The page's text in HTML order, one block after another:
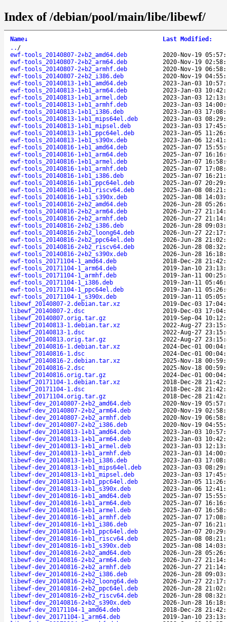
Index of /debian/pool/main/libe/libewf/
Name↓ Last Modified :
.. /
ewf-tools_20140807-2+b2_amd64.deb
2020-Nov-19
ewf-tools_20140807-2+b2_arm64.deb
2020-Nov-19
ewf-tools_20140807-2+b2_armhf.deb
2020-Nov-19
ewf-tools_20140807-2+b2_i386.deb
2020-Nov-19
ewf-tools_20140813-1+b1_amd64.deb
2023-Jan-03
ewf-tools_20140813-1+b1_arm64.deb
2023-Jan-03
ewf-tools_20140813-1+b1_armel.deb
2023-Jan-03
ewf-tools_20140813-1+b1_armhf.deb
2023-Jan-03
ewf-tools_20140813-1+b1_i386.deb
2023-Jan-03
ewf-tools_20140813-1+b1_mips64el.deb
2023-Jan-03
ewf-tools_20140813-1+b1_mipsel.deb
2023-Jan-03
ewf-tools_20140813-1+b1_ppc64el.deb
2023-Jan-05
ewf-tools_20140813-1+b1_s390x.deb
2023-Jan-06
ewf-tools_20140816-1+b1_amd64.deb
2025-Jan-07
ewf-tools_20140816-1+b1_arm64.deb
2025-Jan-07
ewf-tools_20140816-1+b1_armel.deb
2025-Jan-07
ewf-tools_20140816-1+b1_armhf.deb
2025-Jan-07
ewf-tools_20140816-1+b1_i386.deb
2025-Jan-07
ewf-tools_20140816-1+b1_ppc64el.deb
2025-Jan-07
ewf-tools_20140816-1+b1_riscv64.deb
2025-Jan-08
ewf-tools_20140816-1+b1_s390x.deb
2025-Jan-08
ewf-tools_20140816-2+b2_amd64.deb
2026-Jun-28
ewf-tools_20140816-2+b2_arm64.deb
2026-Jun-27
ewf-tools_20140816-2+b2_armhf.deb
2026-Jun-27
ewf-tools_20140816-2+b2_i386.deb
2026-Jun-28
ewf-tools_20140816-2+b2_loong64.deb
2026-Jun-27
ewf-tools_20140816-2+b2_ppc64el.deb
2026-Jun-28
ewf-tools_20140816-2+b2_riscv64.deb
2026-Jun-28
ewf-tools_20140816-2+b2_s390x.deb
2026-Jun-28
ewf-tools_20171104-1_amd64.deb
2018-Dec-28
ewf-tools_20171104-1_arm64.deb
2019-Jan-10
ewf-tools_20171104-1_armhf.deb
2019-Jan-11
ewf-tools_20171104-1_i386.deb
2019-Jan-11
ewf-tools_20171104-1_ppc64el.deb
2019-Jan-11
ewf-tools_20171104-1_s390x.deb
2019-Jan-11
libewf_20140807-2.debian.tar.xz
2019-Dec-03
libewf_20140807-2.dsc
2019-Dec-03
libewf_20140807.orig.tar.gz
2019-Sep-04
libewf_20140813-1.debian.tar.xz
2022-Aug-27
libewf_20140813-1.dsc
2022-Aug-27
libewf_20140813.orig.tar.gz
2022-Aug-27
libewf_20140816-1.debian.tar.xz
2024-Dec-01
libewf_20140816-1.dsc
2024-Dec-01
libewf_20140816-2.debian.tar.xz
2025-Nov-18
libewf_20140816-2.dsc
2025-Nov-18
libewf_20140816.orig.tar.gz
2024-Dec-01
libewf_20171104-1.debian.tar.xz
2018-Dec-28
libewf_20171104-1.dsc
2018-Dec-28
libewf_20171104.orig.tar.gz
2018-Dec-28
libewf-dev_20140807-2+b2_amd64.deb
2020-Nov-19
libewf-dev_20140807-2+b2_arm64.deb
2020-Nov-19
libewf-dev_20140807-2+b2_armhf.deb
2020-Nov-19
libewf-dev_20140807-2+b2_i386.deb
2020-Nov-19
libewf-dev_20140813-1+b1_amd64.deb
2023-Jan-03
libewf-dev_20140813-1+b1_arm64.deb
2023-Jan-03
libewf-dev_20140813-1+b1_armel.deb
2023-Jan-03
libewf-dev_20140813-1+b1_armhf.deb
2023-Jan-03
libewf-dev_20140813-1+b1_i386.deb
2023-Jan-03
libewf-dev_20140813-1+b1_mips64el.deb
2023-Jan-03
libewf-dev_20140813-1+b1_mipsel.deb
2023-Jan-03
libewf-dev_20140813-1+b1_ppc64el.deb
2023-Jan-05
libewf-dev_20140813-1+b1_s390x.deb
2023-Jan-06
libewf-dev_20140816-1+b1_amd64.deb
2025-Jan-07
libewf-dev_20140816-1+b1_arm64.deb
2025-Jan-07
libewf-dev_20140816-1+b1_armel.deb
2025-Jan-07
libewf-dev_20140816-1+b1_armhf.deb
2025-Jan-07
libewf-dev_20140816-1+b1_i386.deb
2025-Jan-07
libewf-dev_20140816-1+b1_ppc64el.deb
2025-Jan-07
libewf-dev_20140816-1+b1_riscv64.deb
2025-Jan-08
libewf-dev_20140816-1+b1_s390x.deb
2025-Jan-08
libewf-dev_20140816-2+b2_amd64.deb
2026-Jun-28
libewf-dev_20140816-2+b2_arm64.deb
2026-Jun-27
libewf-dev_20140816-2+b2_armhf.deb
2026-Jun-27
libewf-dev_20140816-2+b2_i386.deb
2026-Jun-28
libewf-dev_20140816-2+b2_loong64.deb
2026-Jun-27
libewf-dev_20140816-2+b2_ppc64el.deb
2026-Jun-28
libewf-dev_20140816-2+b2_riscv64.deb
2026-Jun-28
libewf-dev_20140816-2+b2_s390x.deb
2026-Jun-28
libewf-dev_20171104-1_amd64.deb
2018-Dec-28
libewf-dev_20171104-1_arm64.deb
2019-Jan-10